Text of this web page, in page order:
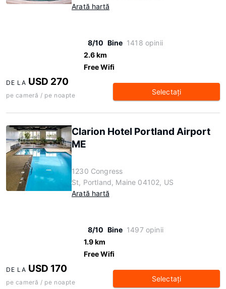
Arată hartă
8/10 Bine 1418 opinii
2.6 km
Free Wifi
DE LA USD 270
pe cameră / pe noapte Selectaţi
Clarion Hotel Portland Airport
ME
1230 Congress
St, Portland, Maine 04102, US
Arată hartă
8/10 Bine 1497 opinii
1.9 km
Free Wifi
DE LA USD 170
pe cameră / pe noapte Selectaţi